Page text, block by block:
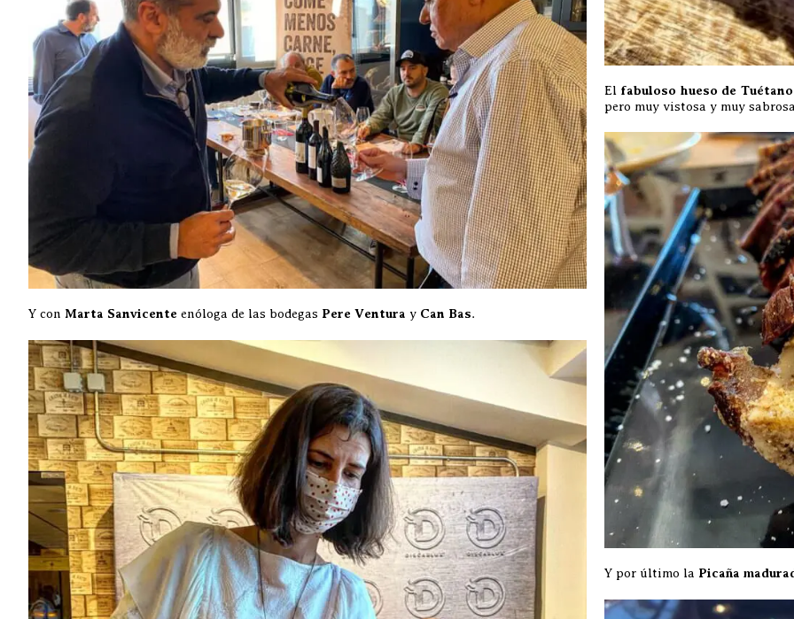
Y con Marta Sanvicente enóloga de las bodegas Pere Ventura y Can Bas.
El fabuloso hueso de
pero muy vistosa y muy
Y por último la Picaña